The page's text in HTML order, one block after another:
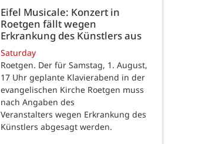
Eifel Musicale: Konzert in
Roetgen fällt wegen
Erkrankung des Künstlers aus
Saturday
Roetgen. Der für Samstag, 1. August,
17 Uhr geplante Klavierabend in der
evangelischen Kirche Roetgen muss
nach Angaben des
Veranstalters wegen Erkrankung des
Künstlers abgesagt werden.